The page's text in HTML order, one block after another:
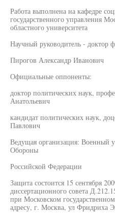
Работа выполнена на кафедре
государственного управления
областного университета
Научный руководитель - доктор
Пирогов Александр Иванович
Официальные оппоненты:
доктор политических наук,
Анатольевич
кандидат политических наук,
Павлович
Ведущая организация: Военный
Обороны
Российской Федерации
Защита состоится 15 сентября
диссертационного совета
при Московском
адресу, г. Москва, ул Фридриха